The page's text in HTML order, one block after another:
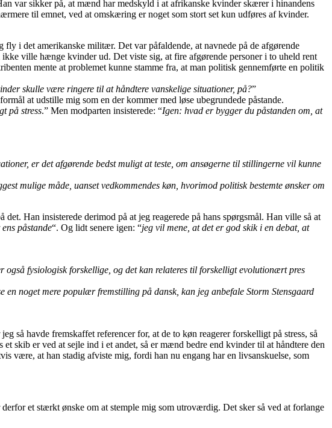
var sikker på, at mænd har medskyld i at afrikanske kvinder skærer i hinandens
til emnet, ved at omskæring er noget som stort set kun udføres af kvinder.
i det amerikanske militær. Det var påfaldende, at navnede på de afgørende
ville hænge kvinder ud. Det viste sig, at fire afgørende personer i to uheld rent
mente at problemet kunne stamme fra, at man politisk gennemførte en politik
skulle være ringere til at håndtere vanskelige situationer, på?”
at udstille mig som en der kommer med løse ubegrundede påstande.
på stress.” Men modparten insisterede: “Igen: hvad er bygger du påstanden om, at
er det afgørende bedst muligt at teste, om ansøgerne til stillingerne vil kunne
mulige måde, uanset vedkommendes køn, hvorimod politisk bestemte ønsker om
Han insisterede derimod på at jeg reagerede på hans spørgsmål. Han ville så at
påstande“. Og lidt senere igen: “jeg vil mene, at det er god skik i en debat, at
fysiologisk forskellige, og det kan relateres til forskelligt evolutionært pres
noget mere populær fremstilling på dansk, kan jeg anbefale Storm Stensgaard
så havde fremskaffet referencer for, at de to køn reagerer forskelligt på stress, så
skib er ved at sejle ind i et andet, så er mænd bedre end kvinder til at håndtere den
være, at han stadig afviste mig, fordi han nu engang har en livsanskuelse, som
et stærkt ønske om at stemple mig som utroværdig. Det sker så ved at forlange